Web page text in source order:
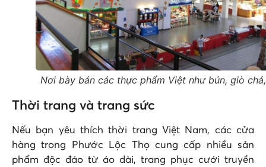
Nơi bày bán các thực phẩm Việt như bún, giò
Thời trang và trang sức
Nếu bạn yêu thích thời trang Việt Nam, các cửa
hàng trong Phước Lộc Thọ cung cấp nhiều sản
phẩm độc đáo từ áo dài, trang phục cưới truyền